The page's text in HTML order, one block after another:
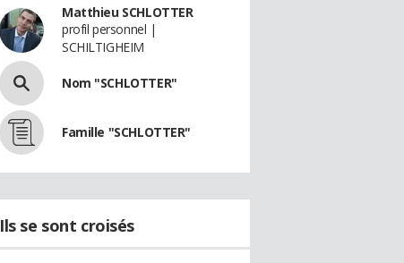
Matthieu SCHLOTTER
profil personnel |
SCHILTIGHEIM
Nom "SCHLOTTER"
Famille "SCHLOTTER"
Ils se sont croisés